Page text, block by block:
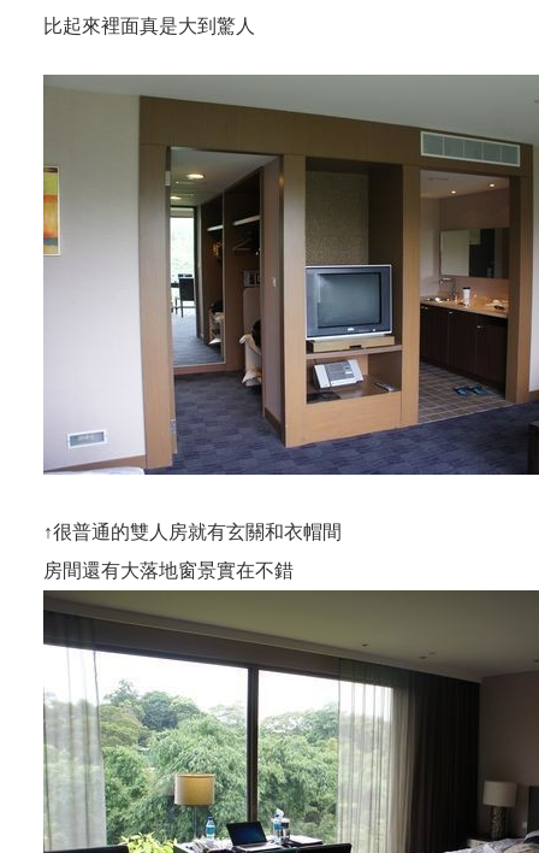
比起來裡面真是大到驚人
↑很普通的雙人房就有玄關和衣帽間
房間還有大落地窗景實在不錯